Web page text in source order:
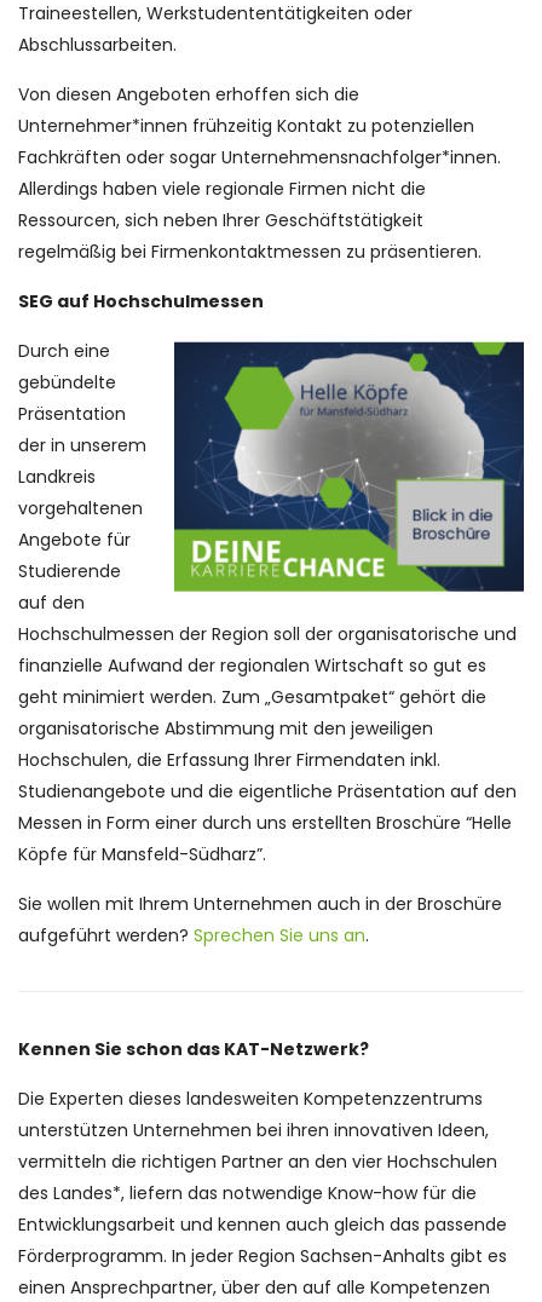
Traineestellen, Werkstudententätigkeiten oder
Abschlussarbeiten.
Von diesen Angeboten erhoffen sich die
Unternehmer*innen frühzeitig Kontakt zu potenziellen
Fachkräften oder sogar Unternehmensnachfolger*innen.
Allerdings haben viele regionale Firmen nicht die
Ressourcen, sich neben Ihrer Geschäftstätigkeit
regelmäßig bei Firmenkontaktmessen zu präsentieren.
SEG auf Hochschulmessen
Durch eine
gebündelte
Präsentation
der in unserem
Landkreis
vorgehaltenen
Angebote für
Studierende
auf den
Hochschulmessen der Region soll der organisatorische und
finanzielle Aufwand der regionalen Wirtschaft so gut es
geht minimiert werden. Zum „Gesamtpaket“ gehört die
organisatorische Abstimmung mit den jeweiligen
Hochschulen, die Erfassung Ihrer Firmendaten inkl.
Studienangebote und die eigentliche Präsentation auf den
Messen in Form einer durch uns erstellten Broschüre “Helle
Köpfe für Mansfeld-Südharz”.
Sie wollen mit Ihrem Unternehmen auch in der Broschüre
aufgeführt werden? Sprechen Sie uns an.
Kennen Sie schon das KAT-Netzwerk?
Die Experten dieses landesweiten Kompetenzzentrums
unterstützen Unternehmen bei ihren innovativen Ideen,
vermitteln die richtigen Partner an den vier Hochschulen
des Landes*, liefern das notwendige Know-how für die
Entwicklungsarbeit und kennen auch gleich das passende
Förderprogramm. In jeder Region Sachsen-Anhalts gibt es
einen Ansprechpartner, über den auf alle Kompetenzen